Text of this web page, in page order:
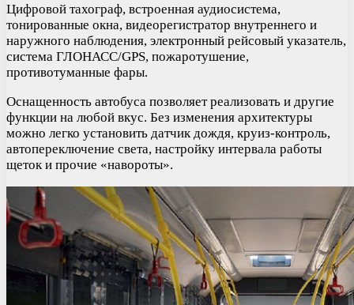
Цифровой тахограф, встроенная аудиосистема,
тонированные окна, видеорегистратор внутреннего и
наружного наблюдения, электронный рейсовый указатель,
система ГЛОНАСС/GPS, пожаротушение,
противотуманные фары.
Оснащенность автобуса позволяет реализовать и другие
функции на любой вкус. Без изменения архитектуры
можно легко установить датчик дождя, круиз-контроль,
автопереключение света, настройку интервала работы
щеток и прочие «навороты».